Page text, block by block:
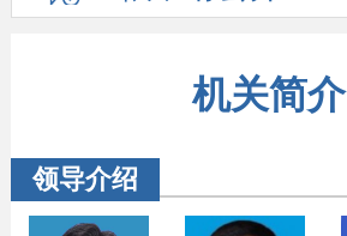
机关简介
领导介绍